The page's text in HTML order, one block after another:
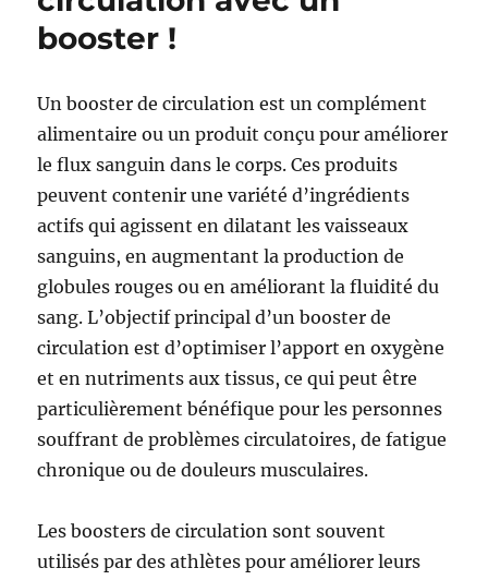
booster !
Un booster de circulation est un complément
alimentaire ou un produit conçu pour améliorer
le flux sanguin dans le corps. Ces produits
peuvent contenir une variété d’ingrédients
actifs qui agissent en dilatant les vaisseaux
sanguins, en augmentant la production de
globules rouges ou en améliorant la fluidité du
sang. L’objectif principal d’un booster de
circulation est d’optimiser l’apport en oxygène
et en nutriments aux tissus, ce qui peut être
particulièrement bénéfique pour les personnes
souffrant de problèmes circulatoires, de fatigue
chronique ou de douleurs musculaires.
Les boosters de circulation sont souvent
utilisés par des athlètes pour améliorer leurs